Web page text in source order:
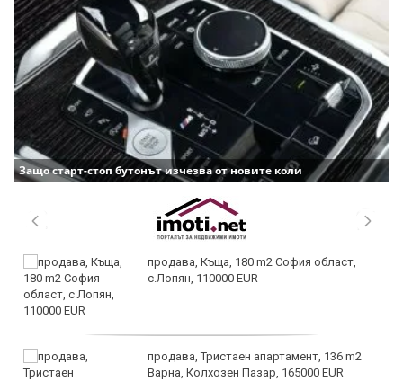
Защо старт-стоп бутонът изчезва от новите коли
продава, Къща, 180 m2 София област,
с.Лопян, 110000 EUR
продава, Тристаен апартамент, 136 m2
Варна, Колхозен Пазар, 165000 EUR